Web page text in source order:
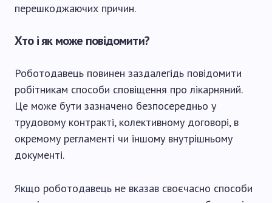
перешкоджаючих причин.
Хто і як може повідомити?
Роботодавець повинен заздалегідь повідомити
робітникам способи сповіщення про лікарняний.
Це може бути зазначено безпосередньо у
трудовому контракті, колективному договорі, в
окремому регламенті чи іншому внутрішньому
документі.
Якщо роботодавець не вказав своєчасно способи